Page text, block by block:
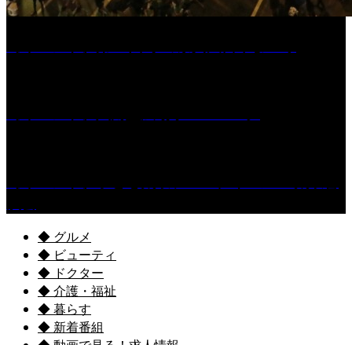
◆ グルメ
◆ ビューティ
◆ ドクター
◆ 介護・福祉
◆ 暮らす
◆ 新着番組